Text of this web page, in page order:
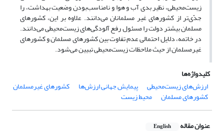
زیست‌محیطی، نظیر بدی آب و هوا و نامناسب‌بودن وضعیت بهداشت، را
جدّی‌تر از کشورهای غیر مسلمانان می‌دانند. علاوه بر این، کشورهای
مسلمان بیشتر دولت را مسئول رفع آلودگی‌های زیست‌محیطی می‌دانند.
در خاتمه، دلایل احتمالی عدم تفاوت بین کشورهای مسلمان و کشورهای
غیرمسلمان از حیث ملاحظات زیست‌محیطی تبیین می‌شود.
کلیدواژه‌ها
ارزش‌های زیست‌محیطی
پیمایش جهانی ارزش‌ها کشورهای غیرمسلمان
کشورهای مسلمان محیط زیست
عنوان مقاله English